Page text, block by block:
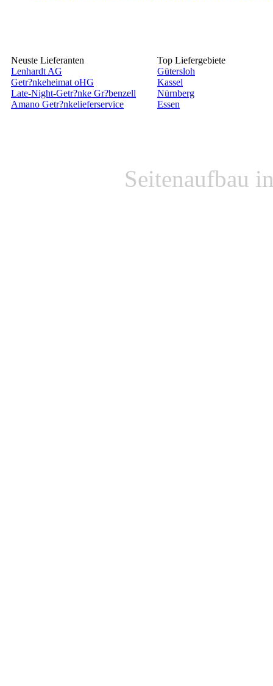
Neuste Lieferanten
Lenhardt AG
Getr?nkeheimat oHG
Late-Night-Getr?nke Gr?benzell
Amano Getr?nkelieferservice
Top Liefergebiete
Gütersloh
Kassel
Nürnberg
Essen
Seitenaufbau